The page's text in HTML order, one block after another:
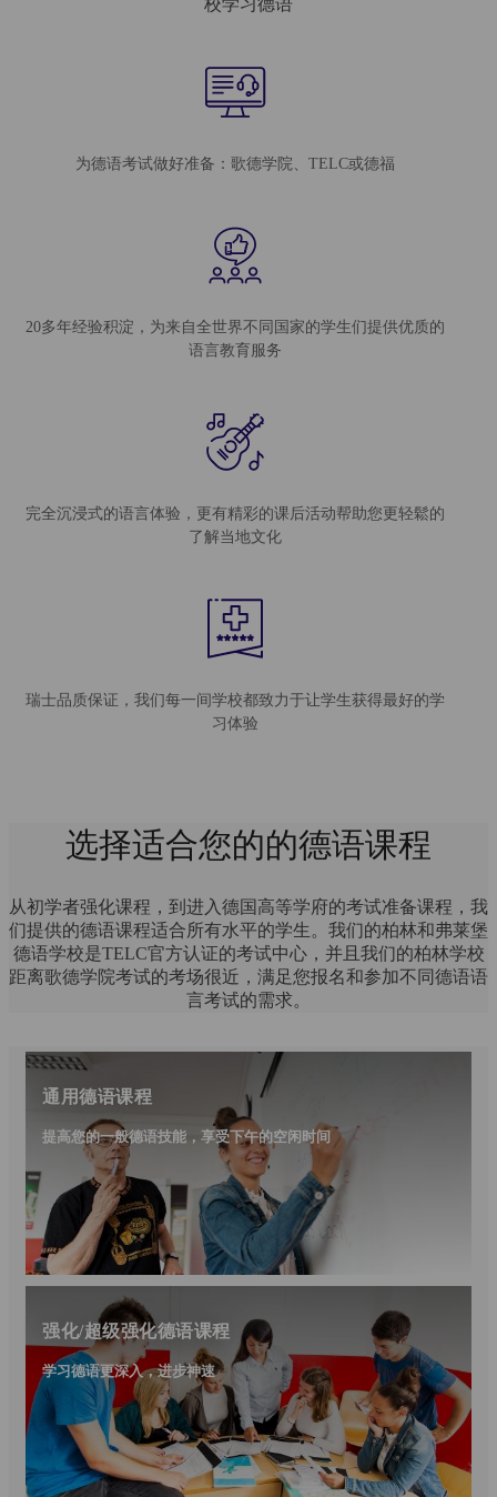
校学习德语
为德语考试做好准备：歌德学院、TELC或德福
20多年经验积淀，为来自全世界不同国家的学生们提供优质的
语言教育服务
完全沉浸式的语言体验，更有精彩的课后活动帮助您更轻鬆的
了解当地文化
瑞士品质保证，我们每一间学校都致力于让学生获得最好的学
习体验
选择适合您的的德语课程
从初学者强化课程，到进入德国高等学府的考试准备课程，我
们提供的德语课程适合所有水平的学生。我们的柏林和弗莱堡
德语学校是TELC官方认证的考试中心，并且我们的柏林学校
距离歌德学院考试的考场很近，满足您报名和参加不同德语语
言考试的需求。
通用德语课程
提高您的一般德语技能，享受下午的空闲时间
强化/超级强化德语课程
学习德语更深入，进步神速